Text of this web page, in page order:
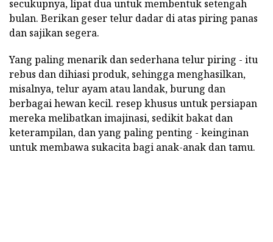
secukupnya, lipat dua untuk membentuk setengah
bulan. Berikan geser telur dadar di atas piring panas
dan sajikan segera.
Yang paling menarik dan sederhana telur piring - itu
rebus dan dihiasi produk, sehingga menghasilkan,
misalnya, telur ayam atau landak, burung dan
berbagai hewan kecil. resep khusus untuk persiapan
mereka melibatkan imajinasi, sedikit bakat dan
keterampilan, dan yang paling penting - keinginan
untuk membawa sukacita bagi anak-anak dan tamu.